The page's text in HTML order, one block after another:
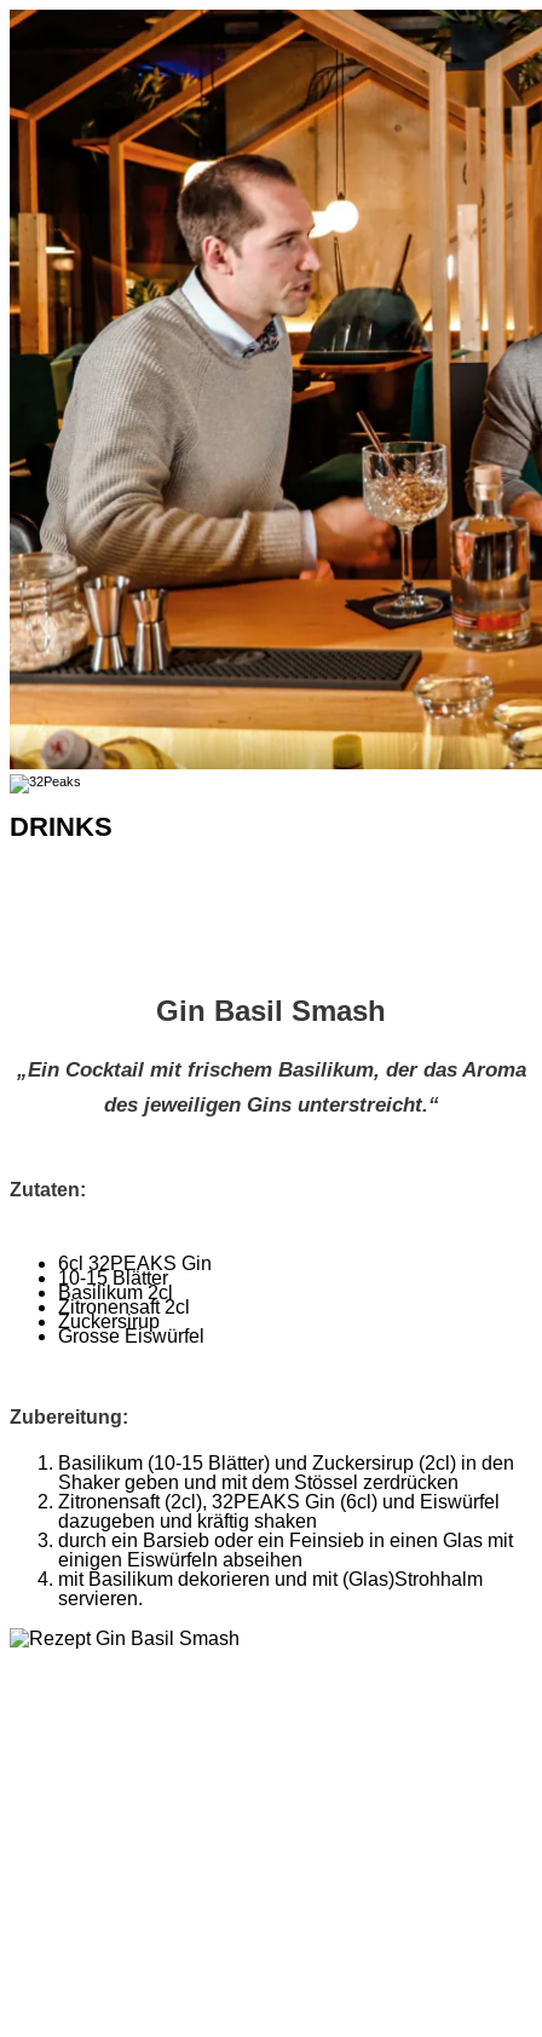
Es befinden sich keine Produkte im Warenkorb.
Zurück zum Shop
DRINKS
Gin Basil Smash
„Ein Cocktail mit frischem Basilikum, der das Aroma
des jeweiligen Gins unterstreicht.“
Zutaten:
6cl 32PEAKS Gin
10-15 Blätter
Basilikum 2cl
Zitronensaft 2cl
Zuckersirup
Grosse Eiswürfel
Zubereitung:
Basilikum (10-15 Blätter) und Zuckersirup (2cl) in den
Shaker geben und mit dem Stössel zerdrücken
Zitronensaft (2cl), 32PEAKS Gin (6cl) und Eiswürfel
dazugeben und kräftig shaken
durch ein Barsieb oder ein Feinsieb in einen Glas mit
einigen Eiswürfeln abseihen
mit Basilikum dekorieren und mit (Glas)Strohhalm
servieren.